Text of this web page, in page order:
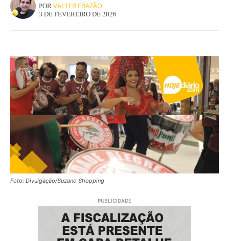
POR VALTER FRAZÃO
3 DE FEVEREIRO DE 2026
Foto: Divulgação/Suzano Shopping
PUBLICIDADE